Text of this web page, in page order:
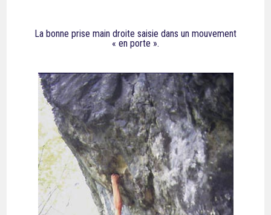
La bonne prise main droite saisie dans un mouvement
« en porte ».